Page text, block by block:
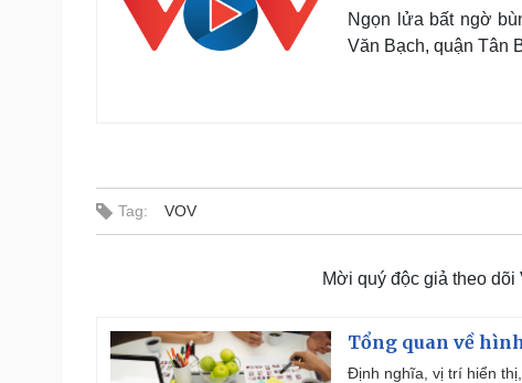
Ngọn lửa bất ngờ
Văn Bạch, quận Tân
Tag: VOV
Mời quý độc giả theo dõi
Tổng quan về
Định nghĩa, vị trí hiển